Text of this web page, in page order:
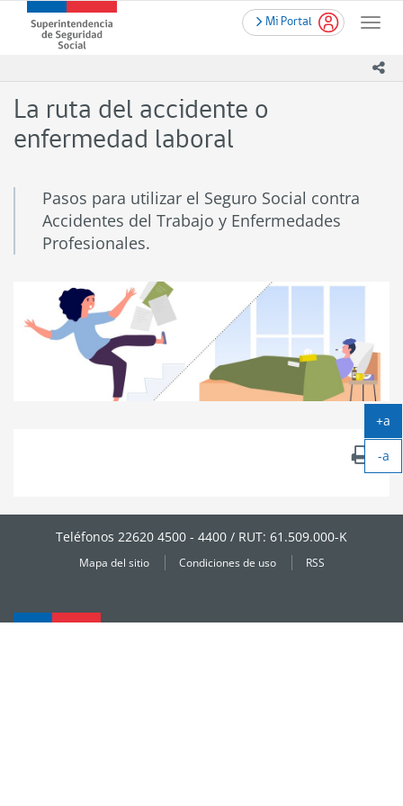
principal
Mi Portal
Toggle
Superintendencia
de
Gobierno
de
La ruta del accidente o
enfermedad laboral
Pasos para utilizar el Seguro Social contra
Accidentes del Trabajo y Enfermedades
Profesionales.
Teléfonos 22620 4500 - 4400 / RUT: 61.509.000-K
Mapa del sitio Condiciones de uso RSS
+a
-a